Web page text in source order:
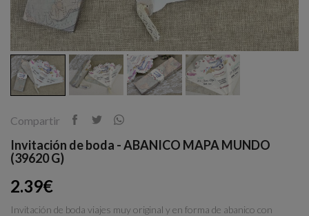
Compartir
Invitación de boda - ABANICO MAPA MUNDO
(39620 G)
2.39€
Invitación de boda viajes muy original y en forma de abanico con